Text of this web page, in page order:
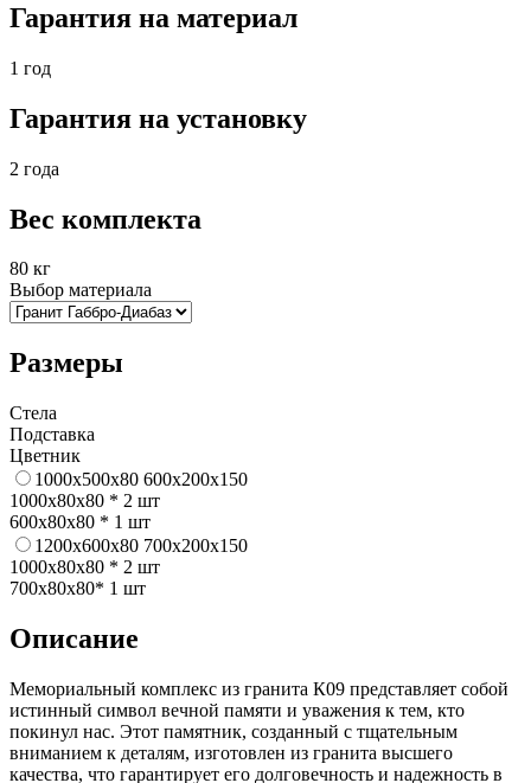
Гарантия на материал
1 год
Гарантия на установку
2 года
Вес комплекта
80 кг
Выбор материала
Размеры
Стела
Подставка
Цветник
1000x500x80 600x200x150
1000x80x80 * 2 шт
600x80x80 * 1 шт
1200x600x80 700x200x150
1000x80x80 * 2 шт
700x80x80* 1 шт
Описание
Мемориальный комплекс из гранита К09 представляет собой
истинный символ вечной памяти и уважения к тем, кто
покинул нас. Этот памятник, созданный с тщательным
вниманием к деталям, изготовлен из гранита высшего
качества, что гарантирует его долговечность и надежность в